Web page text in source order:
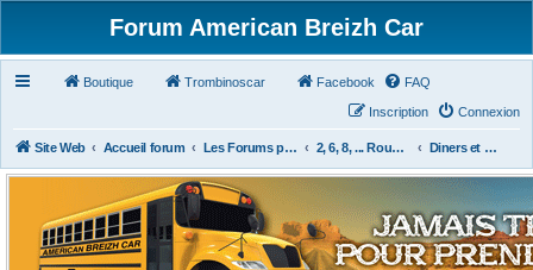
Forum American Breizh Car
Boutique Trombinoscar Facebook FAQ
Connexion
Inscription
Site Web Accueil forum Les Forums par Passion 2, 6, 8, ... Roues & Autres Diners et Drive in